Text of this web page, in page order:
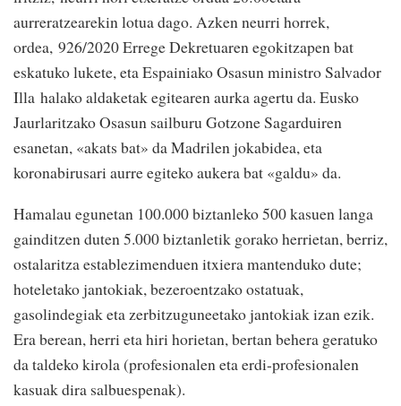
aurreratzearekin lotua dago. Azken neurri horrek,
ordea, 926/2020 Errege Dekretuaren egokitzapen bat
eskatuko lukete, eta Espainiako Osasun ministro Salvador
Illa halako aldaketak egitearen aurka agertu da. Eusko
Jaurlaritzako Osasun sailburu Gotzone Sagarduiren
esanetan, «akats bat» da Madrilen jokabidea, eta
koronabirusari aurre egiteko aukera bat «galdu» da.
Hamalau egunetan 100.000 biztanleko 500 kasuen langa
gainditzen duten 5.000 biztanletik gorako herrietan, berriz,
ostalaritza establezimenduen itxiera mantenduko dute;
hoteletako jantokiak, bezeroentzako ostatuak,
gasolindegiak eta zerbitzuguneetako jantokiak izan ezik.
Era berean, herri eta hiri horietan, bertan behera geratuko
da taldeko kirola (profesionalen eta erdi-profesionalen
kasuak dira salbuespenak).